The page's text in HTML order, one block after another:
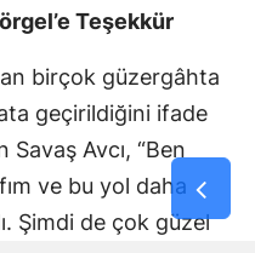
Teşekkür
birçok güzergâhta
geçirildiğini ifade
Avcı, “Ben
ve bu yol daha
Şimdi de çok güzel